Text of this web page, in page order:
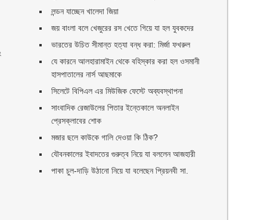
লন্ডন যাচ্ছেন খালেদা জিয়া
জয় বাংলা বলে খেজুরের রস খেতে গিয়ে যা হল যুবকদের
ভারতের উচিত সীমান্ত হত্যা বন্ধ করা: মির্জা ফখরুল
যে কারনে আলহারামাইন থেকে বহিস্কার করা হল ওসমানী
হাসপাতালের নার্স আছমাকে
সিলেটে বিপিএল এর মিউজিক ফেস্টে অব্যবস্থাপনা
সাংবাদিক রেজাউলের পিতার ইন্তেকালে অনলাইন
প্রেসক্লাবের শোক
মজার ছলে কাউকে গালি দেওয়া কি ঠিক?
যৌবনকালের ইবাদতের গুরুত্ব নিয়ে যা বললেন আজহারী
পাকা চুল-দাড়ি উঠানো নিয়ে যা বলেছেন প্রিয়নবী সা.